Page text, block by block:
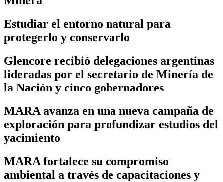
Estudiar el entorno natural para
protegerlo y conservarlo
Glencore recibió delegaciones argentinas
lideradas por el secretario de Minería de
la Nación y cinco gobernadores
MARA avanza en una nueva campaña de
exploración para profundizar estudios del
yacimiento
MARA fortalece su compromiso
ambiental a través de capacitaciones y